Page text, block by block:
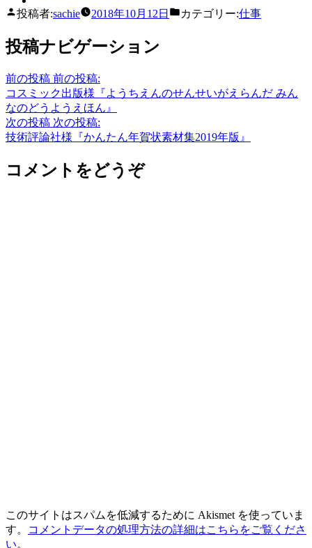
投稿者:sachie 2018年10月12日 カテゴリー:仕事
投稿ナビゲーション
前の投稿 前の投稿:
コスミック出版様『ようちえんのせんせいがえらんだ みん
なのどうようえほん』
次の投稿 次の投稿:
技術評論社様『かんたん年賀状素材集2019年版』
コメントをどうぞ
このサイトはスパムを低減するために Akismet を使っていま
す。
コメントデータの処理方法の詳細はこちらをご覧くださ
い。